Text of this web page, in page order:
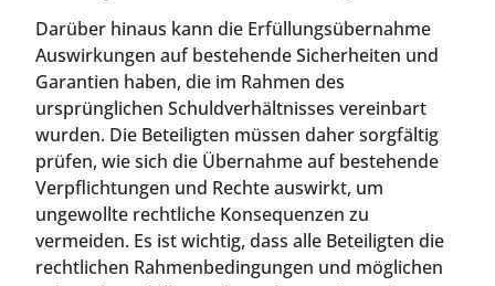
Darüber hinaus kann die Erfüllungsübernahme
Auswirkungen auf bestehende Sicherheiten und
Garantien haben, die im Rahmen des
ursprünglichen Schuldverhältnisses vereinbart
wurden. Die Beteiligten müssen daher sorgfältig
prüfen, wie sich die Übernahme auf bestehende
Verpflichtungen und Rechte auswirkt, um
ungewollte rechtliche Konsequenzen zu
vermeiden. Es ist wichtig, dass alle Beteiligten die
rechtlichen Rahmenbedingungen und möglichen